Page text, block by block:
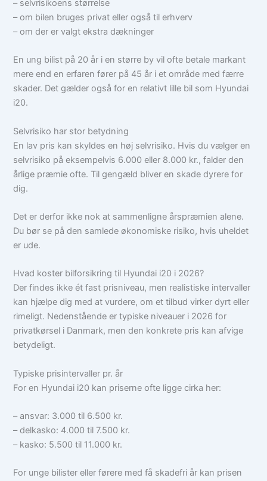
– selvrisikoens størrelse
– om bilen bruges privat eller også til erhverv
– om der er valgt ekstra dækninger
En ung bilist på 20 år i en større by vil ofte betale markant
mere end en erfaren fører på 45 år i et område med færre
skader. Det gælder også for en relativt lille bil som Hyundai
i20.
Selvrisiko har stor betydning
En lav pris kan skyldes en høj selvrisiko. Hvis du vælger en
selvrisiko på eksempelvis 6.000 eller 8.000 kr., falder den
årlige præmie ofte. Til gengæld bliver en skade dyrere for
dig.
Det er derfor ikke nok at sammenligne årspræmien alene.
Du bør se på den samlede økonomiske risiko, hvis uheldet
er ude.
Hvad koster bilforsikring til Hyundai i20 i 2026?
Der findes ikke ét fast prisniveau, men realistiske intervaller
kan hjælpe dig med at vurdere, om et tilbud virker dyrt eller
rimeligt. Nedenstående er typiske niveauer i 2026 for
privatkørsel i Danmark, men den konkrete pris kan afvige
betydeligt.
Typiske prisintervaller pr. år
For en Hyundai i20 kan priserne ofte ligge cirka her:
– ansvar: 3.000 til 6.500 kr.
– delkasko: 4.000 til 7.500 kr.
– kasko: 5.500 til 11.000 kr.
For unge bilister eller førere med få skadefri år kan prisen